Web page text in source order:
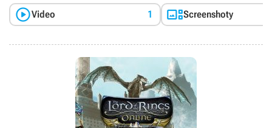
Video 1 Screenshoty